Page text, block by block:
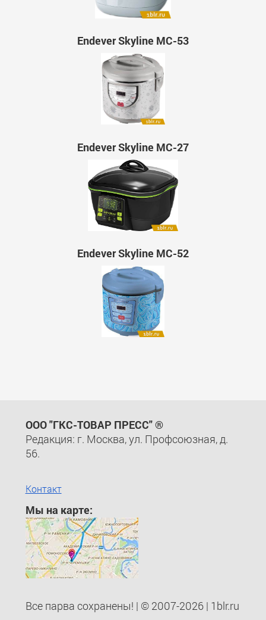
Endever Skyline MC-53
Endever Skyline MC-27
Endever Skyline MC-52
ООО "ГКС-ТОВАР ПРЕСС" ®
Редакция: г. Москва, ул. Профсоюзная, д.
56.
Контакт
Мы на карте:
Все парва сохранены! | © 2007-2026 | 1blr.ru